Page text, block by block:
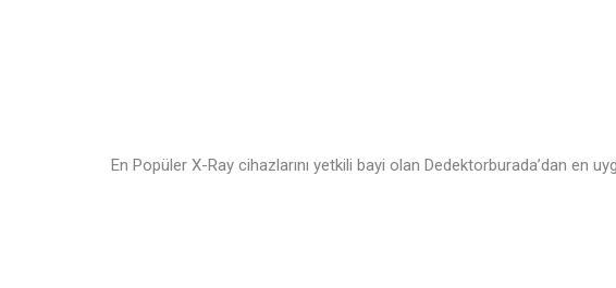
En Popüler X-Ray cihazlarını yetkili bayi olan Dedektorburada’dan en